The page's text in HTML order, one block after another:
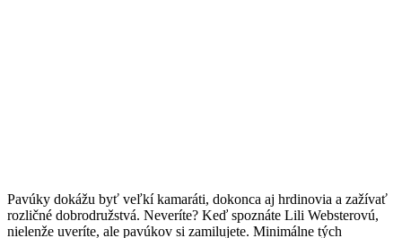
Pavúky dokážu byť veľkí kamaráti, dokonca aj hrdinovia a zažívať
rozličné dobrodružstvá. Neveríte? Keď spoznáte Lili Websterovú,
nielenže uveríte, ale pavúkov si zamilujete. Minimálne tých